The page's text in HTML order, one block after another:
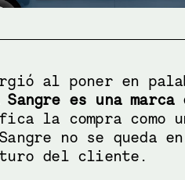
al poner en
Sangre es una
la compra como
no se queda
del cliente.